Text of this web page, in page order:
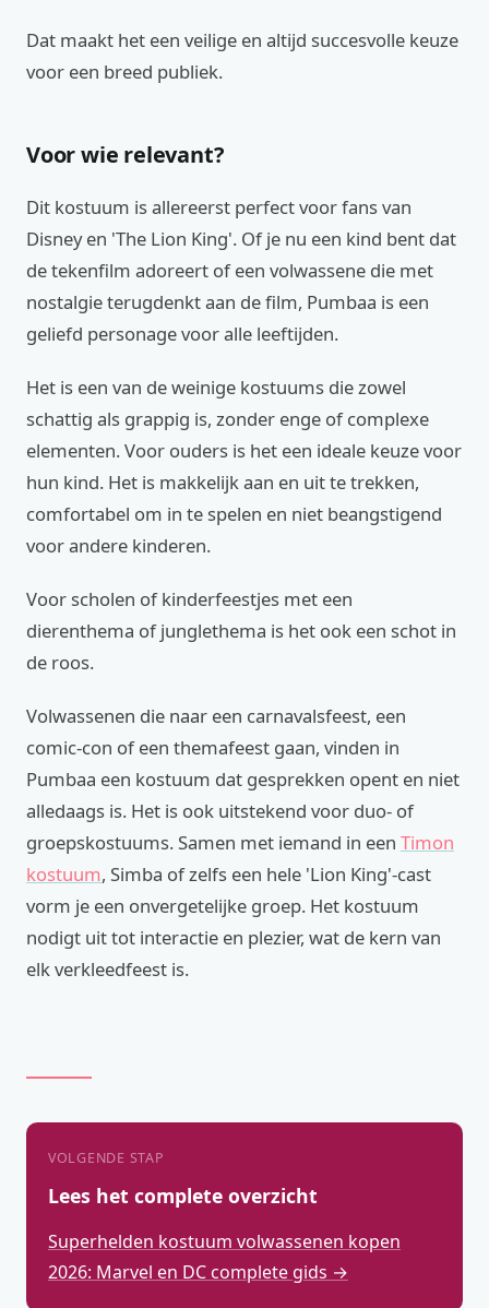
Dat maakt het een veilige en altijd succesvolle keuze
voor een breed publiek.
Voor wie relevant?
Dit kostuum is allereerst perfect voor fans van
Disney en 'The Lion King'. Of je nu een kind bent dat
de tekenfilm adoreert of een volwassene die met
nostalgie terugdenkt aan de film, Pumbaa is een
geliefd personage voor alle leeftijden.
Het is een van de weinige kostuums die zowel
schattig als grappig is, zonder enge of complexe
elementen. Voor ouders is het een ideale keuze voor
hun kind. Het is makkelijk aan en uit te trekken,
comfortabel om in te spelen en niet beangstigend
voor andere kinderen.
Voor scholen of kinderfeestjes met een
dierenthema of junglethema is het ook een schot in
de roos.
Volwassenen die naar een carnavalsfeest, een
comic-con of een themafeest gaan, vinden in
Pumbaa een kostuum dat gesprekken opent en niet
alledaags is. Het is ook uitstekend voor duo- of
groepskostuums. Samen met iemand in een Timon
kostuum, Simba of zelfs een hele 'Lion King'-cast
vorm je een onvergetelijke groep. Het kostuum
nodigt uit tot interactie en plezier, wat de kern van
elk verkleedfeest is.
VOLGENDE STAP
Lees het complete overzicht
Superhelden kostuum volwassenen kopen
2026: Marvel en DC complete gids →